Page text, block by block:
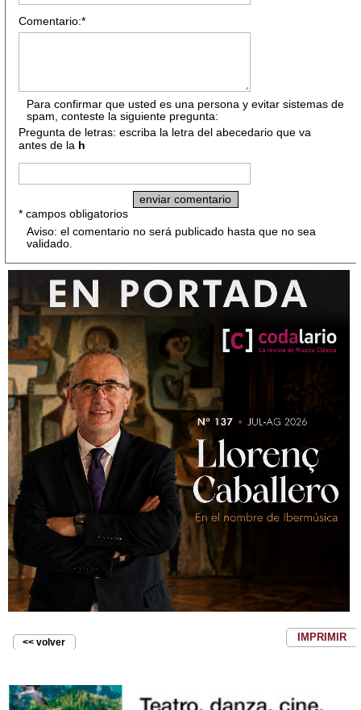
Comentario:*
Para confirmar que usted es una persona y evitar sistemas de
spam, conteste la siguiente pregunta:
Pregunta de letras: escriba la letra del abecedario que va
antes de la h
* campos obligatorios
Aviso: el comentario no será publicado hasta que no sea
validado.
<< volver IMPRIMIR